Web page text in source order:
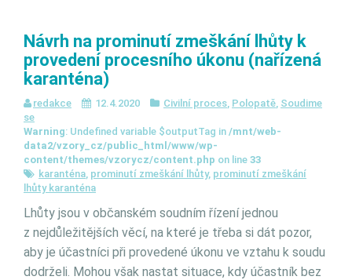
Návrh na prominutí zmeškání lhůty k
provedení procesního úkonu (nařízená
karanténa)
redakce 12.4.2020 Civilní proces, Polopatě, Soudime
se
Warning: Undefined variable $outputTag in /mnt/web-
data2/vzory_cz/public_html/www/wp-
content/themes/vzorycz/content.php on line 33
karanténa, prominutí zmeškání lhůty, prominutí zmeškání
lhůty karanténa
Lhůty jsou v občanském soudním řízení jednou
z nejdůležitějších věcí, na které je třeba si dát pozor,
aby je účastníci při provedené úkonu ve vztahu k soudu
dodrželi. Mohou však nastat situace, kdy účastník bez